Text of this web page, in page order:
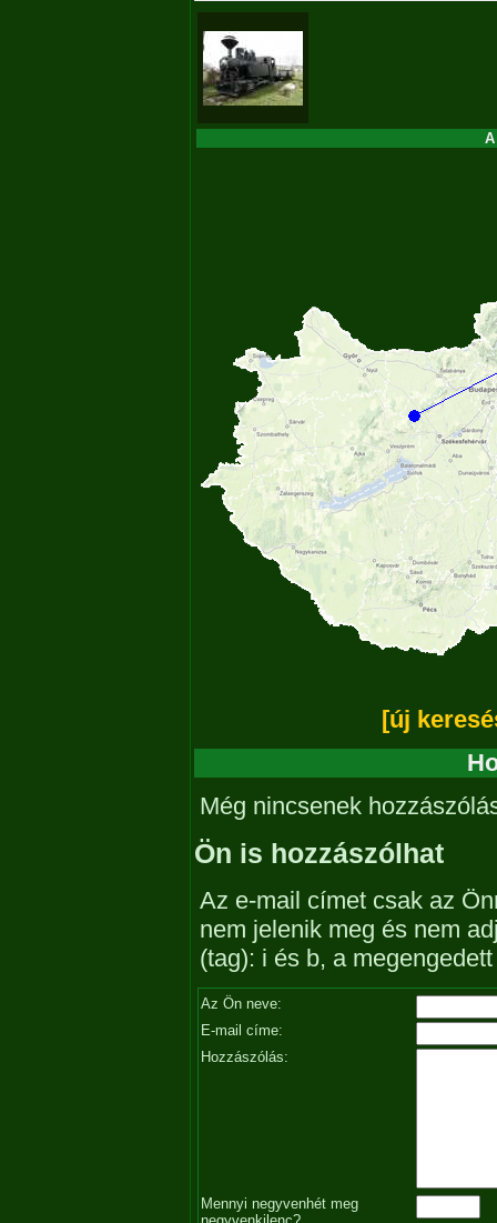
[új
Még nincsenek
Ön is hozzászólhat
Az e-mail címet csak az
nem jelenik meg és nem
(tag): i és b, a
Az Ön neve:
E-mail címe:
Hozzászólás:
Mennyi negyvenhét meg